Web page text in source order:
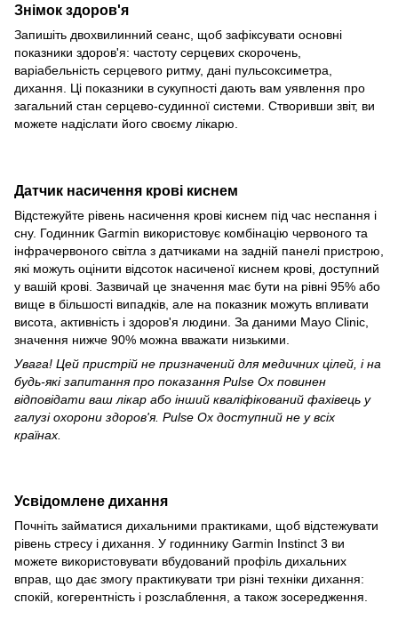
Знімок здоров'я
Запишіть двохвилинний сеанс, щоб зафіксувати основні
показники здоров'я: частоту серцевих скорочень,
варіабельність серцевого ритму, дані пульсоксиметра,
дихання. Ці показники в сукупності дають вам уявлення про
загальний стан серцево-судинної системи. Створивши звіт, ви
можете надіслати його своєму лікарю.
Датчик насичення крові киснем
Відстежуйте рівень насичення крові киснем під час неспання і
сну. Годинник Garmin використовує комбінацію червоного та
інфрачервоного світла з датчиками на задній панелі пристрою,
які можуть оцінити відсоток насиченої киснем крові, доступний
у вашій крові. Зазвичай це значення має бути на рівні 95% або
вище в більшості випадків, але на показник можуть впливати
висота, активність і здоров'я людини. За даними Mayo Clinic,
значення нижче 90% можна вважати низькими.
Увага! Цей пристрій не призначений для медичних цілей, і на
будь-які запитання про показання Pulse Ox повинен
відповідати ваш лікар або інший кваліфікований фахівець у
галузі охорони здоров'я. Pulse Ox доступний не у всіх
країнах.
Усвідомлене дихання
Почніть займатися дихальними практиками, щоб відстежувати
рівень стресу і дихання. У годиннику Garmin Instinct 3 ви
можете використовувати вбудований профіль дихальних
вправ, що дає змогу практикувати три різні техніки дихання:
спокій, когерентність і розслаблення, а також зосередження.